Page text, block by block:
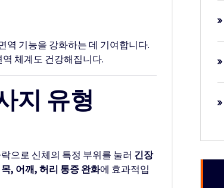
역 기능을 강화하는 데 기여합니다.
체계도 건강해집니다.
지 유형
으로 신체의 특정 부위를 눌러 긴장
목, 어깨, 허리 통증 완화에 효과적입